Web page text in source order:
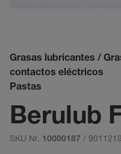
Grasas lubricantes /
contactos eléctricos
Pastas
Berulub
SKU Nr. 10000187 / 9011219